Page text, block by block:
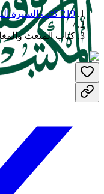
219 كتب السيرة النبوية
/
كتاب المبعث